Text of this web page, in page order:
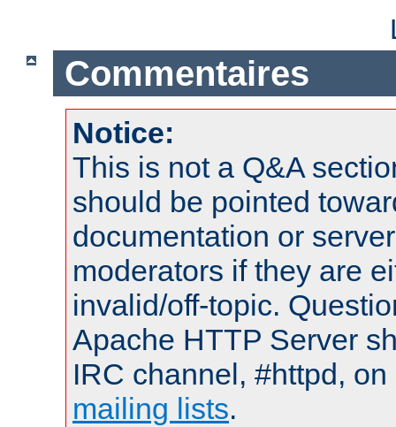
Commentaires
Notice:
This is not a Q&A
should be pointed
documentation or
moderators if they are
invalid/off-topic.
Apache HTTP Server
IRC channel, #httpd,
mailing lists.